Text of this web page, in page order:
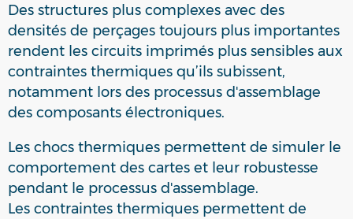
Des structures plus complexes avec des
densités de perçages toujours plus importantes
rendent les circuits imprimés plus sensibles aux
contraintes thermiques qu’ils subissent,
notamment lors des processus d'assemblage
des composants électroniques.
Les chocs thermiques permettent de simuler le
comportement des cartes et leur robustesse
pendant le processus d'assemblage.
Les contraintes thermiques permettent de